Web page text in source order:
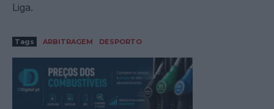
Liga.
Tags ARBITRAGEM DESPORTO